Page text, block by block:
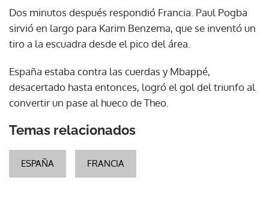
Dos minutos después respondió Francia. Paul Pogba
sirvió en largo para Karim Benzema, que se inventó un
tiro a la escuadra desde el pico del área.
España estaba contra las cuerdas y Mbappé,
desacertado hasta entonces, logró el gol del triunfo al
convertir un pase al hueco de Theo.
Temas relacionados
ESPAÑA FRANCIA